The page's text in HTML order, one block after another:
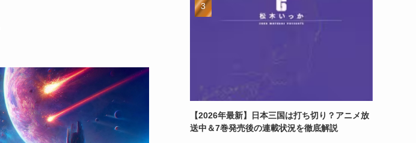
【2026年最新】日本三国は打ち切り？アニメ放
送中＆7巻発売後の連載状況を徹底解説